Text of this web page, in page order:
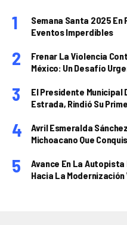
Semana Santa 2025
Eventos Imperdibles
Frenar La Violencia
México: Un Desafío
El Presidente Municipal
Estrada, Rindió Su
Avril Esmeralda
Michoacano Que
Avance En La
Hacia La Modernización